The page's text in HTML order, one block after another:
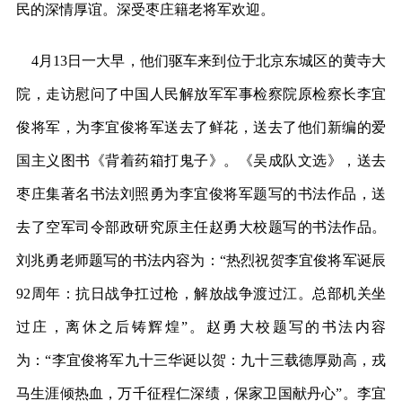
民的深情厚谊。深受枣庄籍老将军欢迎。
4月13日一大早，他们驱车来到位于北京东城区的黄寺大
院，走访慰问了中国人民解放军军事检察院原检察长李宜
俊将军，为李宜俊将军送去了鲜花，送去了他们新编的爱
国主义图书《背着药箱打鬼子》。《吴成队文选》，送去
枣庄集著名书法刘照勇为李宜俊将军题写的书法作品，送
去了空军司令部政研究原主任赵勇大校题写的书法作品。
刘兆勇老师题写的书法内容为：“热烈祝贺李宜俊将军诞辰
92周年：抗日战争扛过枪，解放战争渡过江。总部机关坐
过庄，离休之后铸辉煌”。赵勇大校题写的书法内容
为：“李宜俊将军九十三华诞以贺：九十三载德厚勋高，戎
马生涯倾热血，万千征程仁深绩，保家卫国献丹心”。李宜